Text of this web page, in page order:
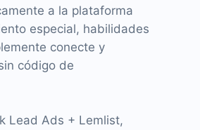
a la plataforma
especial, habilidades
conecte y
código de
Lead Ads + Lemlist,